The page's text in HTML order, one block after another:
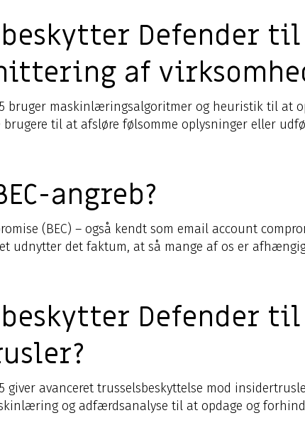
Defender til
af
bruger maskinlæringsalgoritmer og heuristik til at
til at afsløre følsomme oplysninger eller
angreb?
(BEC) – også kendt som email account
udnytter det faktum, at så mange af os er
Defender til
giver avanceret trusselsbeskyttelse mod
og adfærdsanalyse til at opdage og